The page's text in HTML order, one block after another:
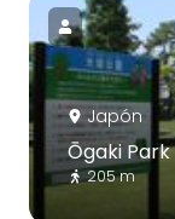
Japón
Ōgaki Park
205 m